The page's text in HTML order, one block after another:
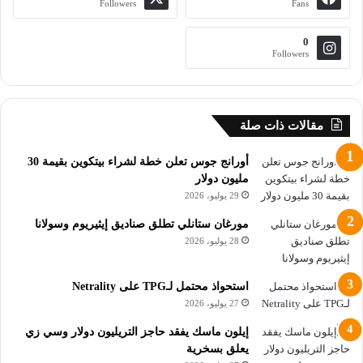
ثاني 5 عملات رقمية أقل من 1 دولار للشراء في فبراير 2024 هو
بالوصول إلى blockchain الخاص بـ Cardano بسرعة دون عقدة
محلية.
5 عملات رقمية أقل من 1 دولار للشراء في فبراير 2024
انخفاض طفيف بنسبة 0.99٪ خلال اليوم، وتغير إيجابي في السعر
فبراير.
ثالثاً – Flare (FLR)
Fans
Followers
0
Followers
مقالات ذات صلة
أورانج جوس تعلن خطة لشراء بيتكوين بقيمة 30
مليون دولار
29 يوليو، 2026
مورغان ستانلي تطلق صناديق إيثيريوم وسولانا
28 يوليو، 2026
استحواذ محتمل لـTPG على Netrality
27 يوليو، 2026
إيلون ماسك يفقد حاجز التريليون دولار وسي زي
يعلق بسخرية